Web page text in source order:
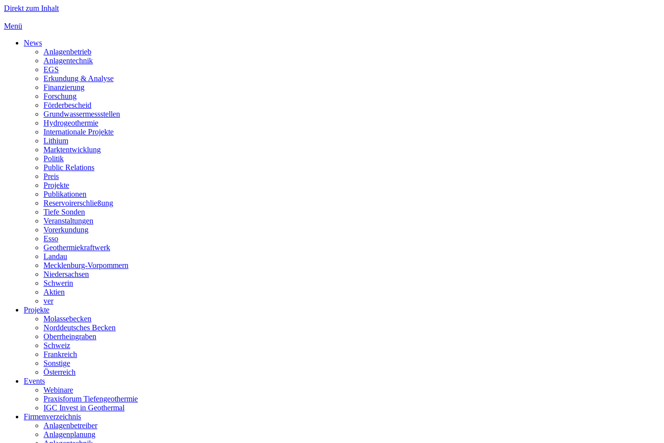
Direkt zum Inhalt
Menü
News
Anlagenbetrieb
Anlagentechnik
EGS
Erkundung & Analyse
Finanzierung
Forschung
Förderbescheid
Grundwassermessstellen
Hydrogeothermie
Internationale Projekte
Lithium
Marktentwicklung
Politik
Public Relations
Preis
Projekte
Publikationen
Reservoirerschließung
Tiefe Sonden
Veranstaltungen
Vorerkundung
Esso
Geothermiekraftwerk
Landau
Mecklenburg-Vorpommern
Niedersachsen
Schwerin
Aktien
ver
Projekte
Molassebecken
Norddeutsches Becken
Oberrheingraben
Schweiz
Frankreich
Sonstige
Österreich
Events
Webinare
Praxisforum Tiefengeothermie
IGC Invest in Geothermal
Firmenverzeichnis
Anlagenbetreiber
Anlagenplanung